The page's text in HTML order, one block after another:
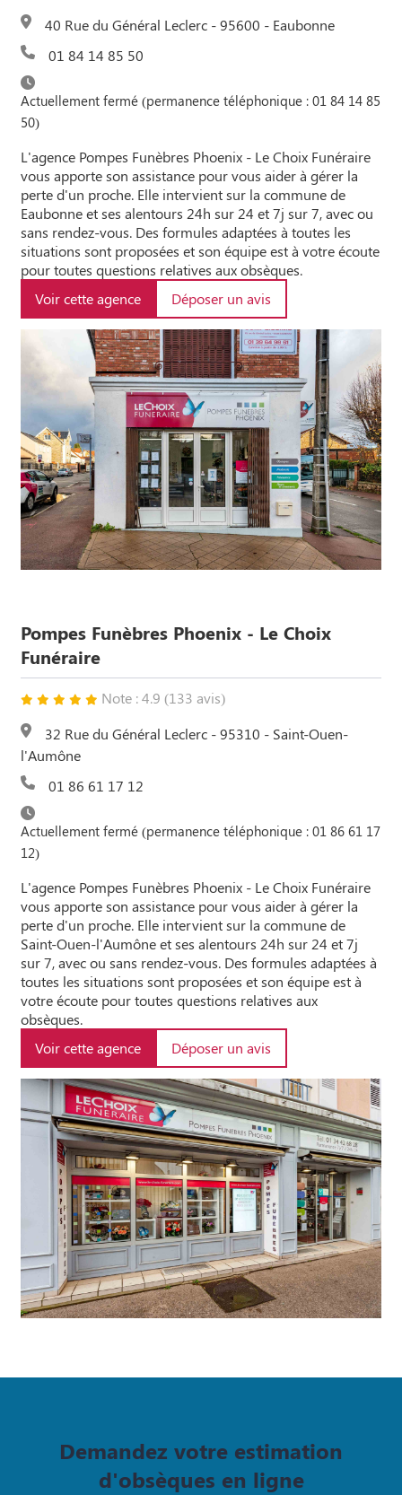
40 Rue du Général Leclerc - 95600 - Eaubonne
01 84 14 85 50
Actuellement fermé (permanence téléphonique : 01 84 14 85
50)
L'agence Pompes Funèbres Phoenix - Le Choix Funéraire
vous apporte son assistance pour vous aider à gérer la
perte d'un proche. Elle intervient sur la commune de
Eaubonne et ses alentours 24h sur 24 et 7j sur 7, avec ou
sans rendez-vous. Des formules adaptées à toutes les
situations sont proposées et son équipe est à votre écoute
pour toutes questions relatives aux obsèques.
Voir cette agence
Déposer un avis
Pompes Funèbres Phoenix - Le Choix
Funéraire
Note : 4.9 (133 avis)
32 Rue du Général Leclerc - 95310 - Saint-Ouen-
l'Aumône
01 86 61 17 12
Actuellement fermé (permanence téléphonique : 01 86 61 17
12)
L'agence Pompes Funèbres Phoenix - Le Choix Funéraire
vous apporte son assistance pour vous aider à gérer la
perte d'un proche. Elle intervient sur la commune de
Saint-Ouen-l'Aumône et ses alentours 24h sur 24 et 7j
sur 7, avec ou sans rendez-vous. Des formules adaptées à
toutes les situations sont proposées et son équipe est à
votre écoute pour toutes questions relatives aux
obsèques.
Voir cette agence
Déposer un avis
Demandez votre estimation
d'obsèques en ligne